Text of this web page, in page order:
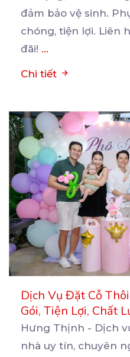
đảm bảo vệ sinh.
chóng, tiện lợi. Liên
đãi! ...
Chi tiết
Dịch Vụ Đặt Cỗ
Gói, Tiện Lợi, Chất
Hưng Thịnh - Dịch
nhà uy tín, chuyên